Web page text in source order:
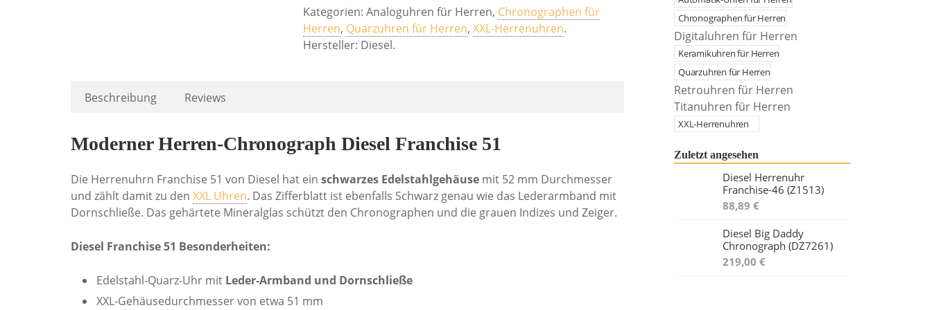
Kategorien: Analoguhren für Herren, Chronographen für
Herren, Quarzuhren für Herren,XXL-Herrenuhren.
Hersteller: Diesel.
Beschreibung Reviews
Moderner Herren-Chronograph Diesel Franchise 51
Die Herrenuhrn Franchise 51 von Diesel hat ein schwarzes Edelstahlgehäuse mit 52 mm Durchmesser
und zählt damit zu den XXL Uhren. Das Zifferblatt ist ebenfalls Schwarz genau wie das Lederarmband mit
Dornschließe. Das gehärtete Mineralglas schützt den Chronographen und die grauen Indizes und Zeiger.
Diesel Franchise 51 Besonderheiten:
Edelstahl-Quarz-Uhr mit Leder-Armband und Dornschließe
XXL-Gehäusedurchmesser von etwa 51 mm
Chronographen für Herren
Digitaluhren für Herren
Keramikuhren für Herren
Quarzuhren für Herren
Retrouhren für Herren
Titanuhren für Herren
XXL-Herrenuhren
Zuletzt angesehen
Diesel Herrenuhr
Franchise-46 (Z1513)
88,89 €
Diesel Big Daddy
Chronograph (DZ7261)
219,00 €